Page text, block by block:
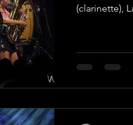
(clarinette), Laura
Buendia
Le Tallec